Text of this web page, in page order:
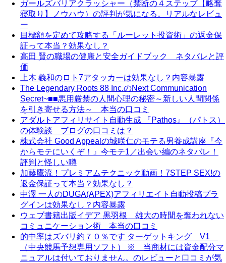
ガールズバリアクラッシャー（禁断の４ステップ【略奪
寝取り】ノウハウ）の評判が気になる。リアルなレビュ
ー
目標額を定めて攻略する「ルーレット投資術」の返金保
証って本当？効果なし？
高田 賢の職場の健康と安全ガイドブック ネタバレと評
価
上木 義和のロト7アタッカーは効果なし？内容暴露
The Legendary Roots 88 Inc.のNext Communication
Secret~■■悪用厳禁の人間心理の秘密～新しい人間関係
を引き寄せる方法～ 本当の口コミ
アダルトアフィリサイト自動生成 『Pathos』（パトス）
の体験談 ブログの口コミは？
株式会社 Good Appealの城咲仁のモテる男養成講座『今
からモテにいくぞ！』今モテ1／出会い編のネタバレ！
評判と怪しい噂
加藤鷹流！プレミアムテクニック動画！7STEP SEX!の
返金保証って本当？効果なし？
中澤 一人のDUGA(APEX)アフィリエイト自動投稿プラ
グインは効果なし？内容暴露
ウェブ書籍出版イデア 黒羽根 雄大の時間を奪われない
コミュニケーション術 本当の口コミ
的中率はズバリ約７０％です ターゲットキング V1
（中央競馬予想専用ソフト） ※ 当商材には資金配分マ
ニュアルは付いておりません。のレビューと口コミが気